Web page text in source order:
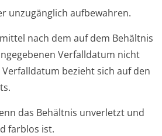
unzugänglich aufbewahren.
nach dem auf dem Behältnis
Verfalldatum nicht
bezieht sich auf den
das Behältnis unverletzt und
farblos ist.